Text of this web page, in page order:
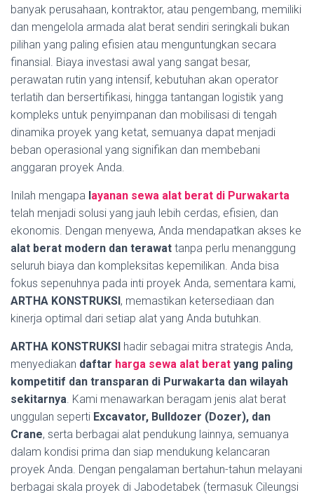
banyak perusahaan, kontraktor, atau pengembang, memiliki
dan mengelola armada alat berat sendiri seringkali bukan
pilihan yang paling efisien atau menguntungkan secara
finansial. Biaya investasi awal yang sangat besar,
perawatan rutin yang intensif, kebutuhan akan operator
terlatih dan bersertifikasi, hingga tantangan logistik yang
kompleks untuk penyimpanan dan mobilisasi di tengah
dinamika proyek yang ketat, semuanya dapat menjadi
beban operasional yang signifikan dan membebani
anggaran proyek Anda.
Inilah mengapa ayanan sewa alat berat di Purwakarta
telah menjadi solusi yang jauh lebih cerdas, efisien, dan
ekonomis. Dengan menyewa, Anda mendapatkan akses ke
alat berat modern dan terawat tanpa perlu menanggung
seluruh biaya dan kompleksitas kepemilikan. Anda bisa
fokus sepenuhnya pada inti proyek Anda, sementara kami,
ARTHA KONSTRUKSI , memastikan ketersediaan dan
kinerja optimal dari setiap alat yang Anda butuhkan.
ARTHA KONSTRUKSI hadir sebagai mitra strategis Anda,
menyediakan daftar harga sewa alat berat yang paling
kompetitif dan transparan di Purwakarta dan wilayah
sekitarnya. Kami menawarkan beragam jenis alat berat
unggulan seperti Excavator, Bulldozer (Dozer), dan
Crane, serta berbagai alat pendukung lainnya, semuanya
dalam kondisi prima dan siap mendukung kelancaran
proyek Anda. Dengan pengalaman bertahun-tahun melayani
berbagai skala proyek di Jabodetabek (termasuk Cileungsi